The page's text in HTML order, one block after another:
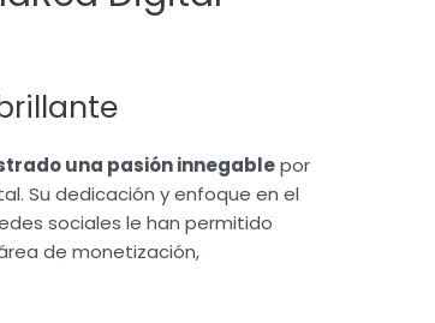
una pasión innegablepor
Su dedicación y enfoque en el
sociales le han permitido
de monetización,